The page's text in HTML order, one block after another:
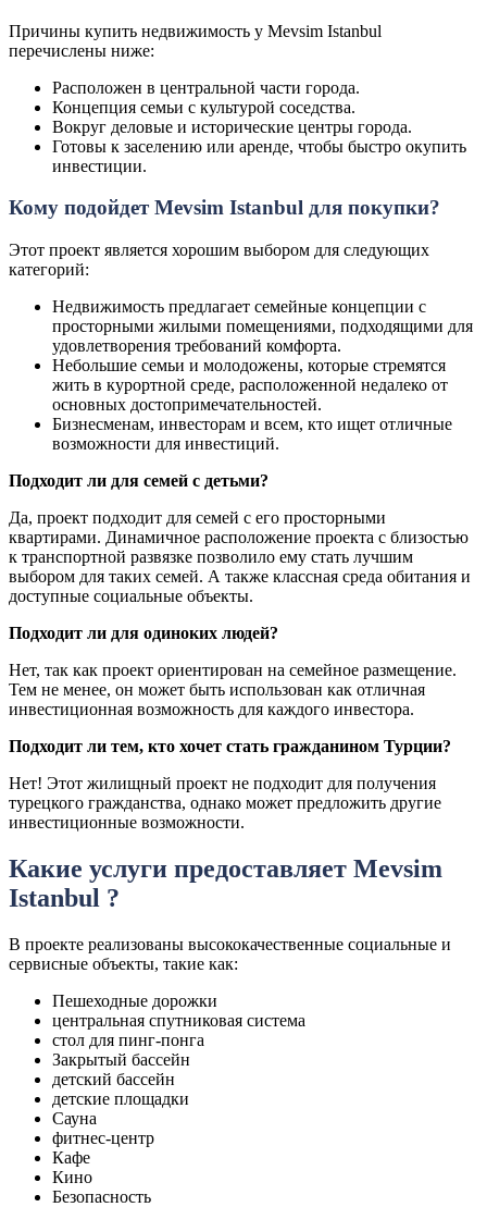
Причины купить недвижимость у Mevsim Istanbul
перечислены ниже:
Расположен в центральной части города.
Концепция семьи с культурой соседства.
Вокруг деловые и исторические центры города.
Готовы к заселению или аренде, чтобы быстро окупить
инвестиции.
Кому подойдет Mevsim Istanbul для покупки?
Этот проект является хорошим выбором для следующих
категорий:
Недвижимость предлагает семейные концепции с
просторными жилыми помещениями, подходящими для
удовлетворения требований комфорта.
Небольшие семьи и молодожены, которые стремятся
жить в курортной среде, расположенной недалеко от
основных достопримечательностей.
Бизнесменам, инвесторам и всем, кто ищет отличные
возможности для инвестиций.
Подходит ли для семей с детьми?
Да, проект подходит для семей с его просторными
квартирами. Динамичное расположение проекта с близостью
к транспортной развязке позволило ему стать лучшим
выбором для таких семей. А также классная среда обитания и
доступные социальные объекты.
Подходит ли для одиноких людей?
Нет, так как проект ориентирован на семейное размещение.
Тем не менее, он может быть использован как отличная
инвестиционная возможность для каждого инвестора.
Подходит ли тем, кто хочет стать гражданином Турции?
Нет! Этот жилищный проект не подходит для получения
турецкого гражданства, однако может предложить другие
инвестиционные возможности.
Какие услуги предоставляет Mevsim
Istanbul ?
В проекте реализованы высококачественные социальные и
сервисные объекты, такие как:
Пешеходные дорожки
центральная спутниковая система
стол для пинг-понга
Закрытый бассейн
детский бассейн
детские площадки
Сауна
фитнес-центр
Кафе
Кино
Безопасность